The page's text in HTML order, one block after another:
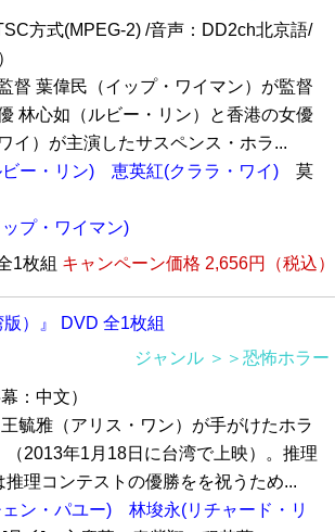
方式(MPEG-2) /音声：DD2ch北京語/
督 葉偉民（イップ・ワイマン）が監督
林心如（ルビー・リン）と香港の女優
イ）が主演したサスペンス・ホラ...
ー・リン) 恵英紅(クララ・ワイ) 莫
プ・ワイマン)
1枚組 キャンペーン価格 2,656円（税込）
版）』 DVD 全1枚組
ジャンル ＞＞恐怖ホラー
：中文）
毓雅（アリス・ワン）が手がけたホラ
（2013年1月18日に台湾で上映）。推理
推理コンテストの優勝をを祝うため...
ン・パユー)
林埈永(リチャード・リ